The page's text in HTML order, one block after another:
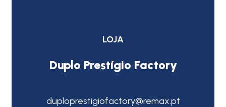
LOJA
Duplo Prestígio Factory
duploprestigiofactory@remax.pt